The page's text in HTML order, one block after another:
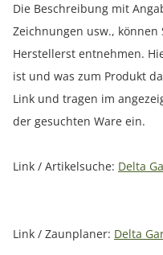
Die Beschreibung mit
Zeichnungen usw., können
Herstellerst entnehmen.
ist und was zum Produkt
Link und tragen im
der gesuchten Ware ein.
Link / Artikelsuche: Delta
Link / Zaunplaner: Delta